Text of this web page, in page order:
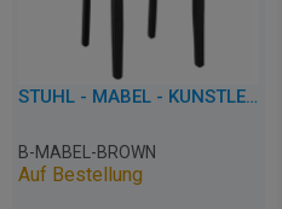
STUHL - MABEL - KUNSTLEDER
B-MABEL-BROWN
Auf Bestellung